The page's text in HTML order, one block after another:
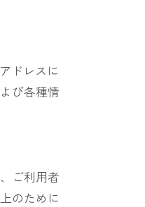
ドレスに
び各種情
ご利用者
のために